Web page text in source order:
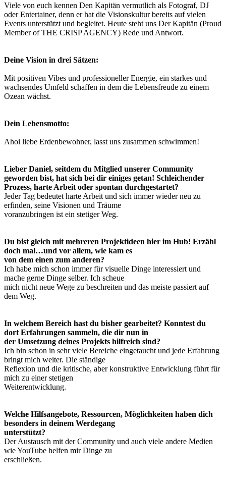
Viele von euch kennen Den Kapitän vermutlich als Fotograf, DJ
oder Entertainer, denn er hat die Visionskultur bereits auf vielen
Events unterstützt und begleitet. Heute steht uns Der Kapitän (Proud
Member of THE CRISP AGENCY) Rede und Antwort.
Deine Vision in drei Sätzen:
Mit positiven Vibes und professioneller Energie, ein starkes und
wachsendes Umfeld schaffen in dem die Lebensfreude zu einem
Ozean wächst.
Dein Lebensmotto:
Ahoi liebe Erdenbewohner, lasst uns zusammen schwimmen!
Lieber Daniel, seitdem du Mitglied unserer Community
geworden bist, hat sich bei dir einiges getan! Schleichender
Prozess, harte Arbeit oder spontan durchgestartet?
Jeder Tag bedeutet harte Arbeit und sich immer wieder neu zu
erfinden, seine Visionen und Träume
voranzubringen ist ein stetiger Weg.
Du bist gleich mit mehreren Projektideen hier im Hub! Erzähl
doch mal…und vor allem, wie kam es
von dem einen zum anderen?
Ich habe mich schon immer für visuelle Dinge interessiert und
mache gerne Dinge selber. Ich scheue
mich nicht neue Wege zu beschreiten und das meiste passiert auf
dem Weg.
In welchem Bereich hast du bisher gearbeitet? Konntest du
dort Erfahrungen sammeln, die dir nun in
der Umsetzung deines Projekts hilfreich sind?
Ich bin schon in sehr viele Bereiche eingetaucht und jede Erfahrung
bringt mich weiter. Die ständige
Reflexion und die kritische, aber konstruktive Entwicklung führt für
mich zu einer stetigen
Weiterentwicklung.
Welche Hilfsangebote, Ressourcen, Möglichkeiten haben dich
besonders in deinem Werdegang
unterstützt?
Der Austausch mit der Community und auch viele andere Medien
wie YouTube helfen mir Dinge zu
erschließen.